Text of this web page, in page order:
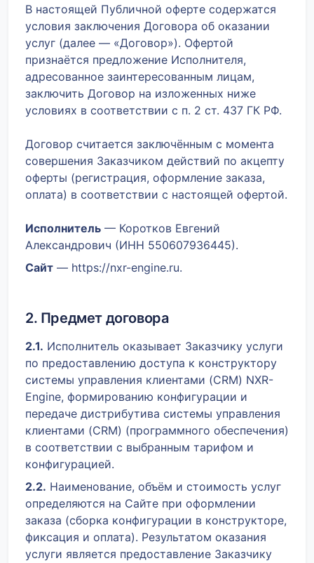
В настоящей Публичной оферте содержатся
условия заключения Договора об оказании
услуг (далее — «Договор»). Офертой
признаётся предложение Исполнителя,
адресованное заинтересованным лицам,
заключить Договор на изложенных ниже
условиях в соответствии с п. 2 ст. 437 ГК РФ.
Договор считается заключённым с момента
совершения Заказчиком действий по акцепту
оферты (регистрация, оформление заказа,
оплата) в соответствии с настоящей офертой.
Исполнитель — Коротков Евгений
Александрович (ИНН 550607936445).
Сайт — https://nxr-engine.ru.
2. Предмет договора
2.1. Исполнитель оказывает Заказчику услуги
по предоставлению доступа к конструктору
системы управления клиентами (CRM) NXR-
Engine, формированию конфигурации и
передаче дистрибутива системы управления
клиентами (CRM) (программного обеспечения)
в соответствии с выбранным тарифом и
конфигурацией.
2.2. Наименование, объём и стоимость услуг
определяются на Сайте при оформлении
заказа (сборка конфигурации в конструкторе,
фиксация и оплата). Результатом оказания
услуги является предоставление Заказчику